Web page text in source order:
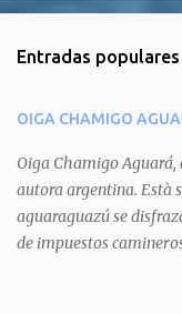
e
t
a
r
i
o
Entradas populares
OIGA CHAMIGO
Oiga Chamigo Aguará,
autora argentina. Està
aguaraguazú se
de impuestos